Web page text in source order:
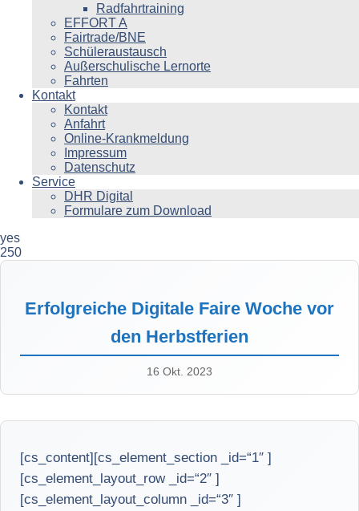
Radfahrtraining
EFFORT A
Fairtrade/BNE
Schüleraustausch
Außerschulische Lernorte
Fahrten
Kontakt
Kontakt
Anfahrt
Online-Krankmeldung
Impressum
Datenschutz
Service
DHR Digital
Formulare zum Download
yes
250
Erfolgreiche Digitale Faire Woche vor
den Herbstferien
16 Okt. 2023
[cs_content][cs_element_section _id=“1″ ]
[cs_element_layout_row _id=“2″ ]
[cs_element_layout_column _id=“3″ ]